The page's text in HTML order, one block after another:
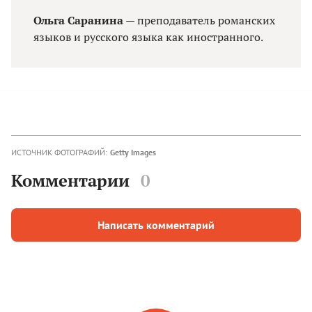
Ольга Саранина— преподаватель романских
языков и русского языка как иностранного.
ИСТОЧНИК ФОТОГРАФИЙ: Getty Images
Комментарии 0
Написать комментарий